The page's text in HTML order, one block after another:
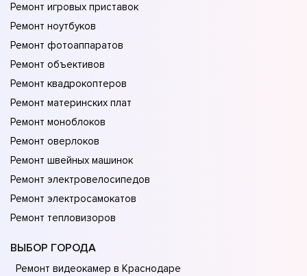
Ремонт игровых приставок
Ремонт ноутбуков
Ремонт фотоаппаратов
Ремонт объективов
Ремонт квадрокоптеров
Ремонт материнских плат
Ремонт моноблоков
Ремонт оверлоков
Ремонт швейных машинок
Ремонт электровелосипедов
Ремонт электросамокатов
Ремонт тепловизоров
ВЫБОР ГОРОДА
Ремонт видеокамер в Краснодаре